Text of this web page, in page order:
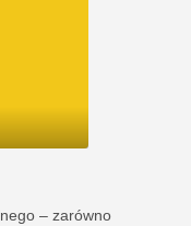
– zarówno